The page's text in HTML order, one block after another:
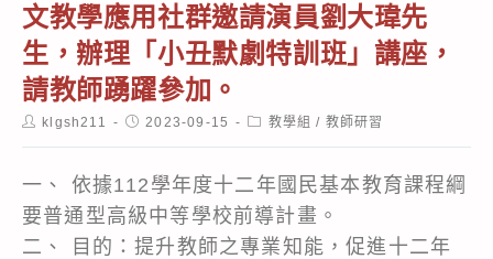
文教學應用社群邀請演員劉大瑋先
生，辦理「小丑默劇特訓班」講座，
請教師踴躍參加。
Postklgsh211
Post2023-09-15
Post教學組 / 教師研習
一、 依據112學年度十二年國民基本教育課程綱
要普通型高級中等學校前導計畫。
二、 目的：提升教師之專業知能，促進十二年